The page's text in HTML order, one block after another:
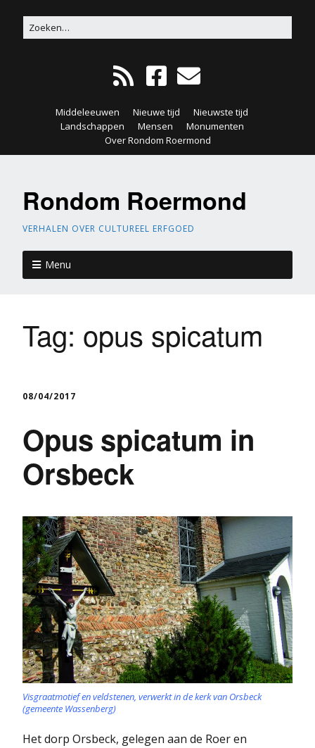
Middeleeuwen Nieuwe tijd
Nieuwste tijd
Landschappen
Mensen
Monumenten
Over Rondom Roermond
Rondom Roermond
VERHALEN OVER CULTUREEL ERFGOED
Menu
Tag: opus spicatum
08/04/2017
Opus spicatum in
Orsbeck
Visgraatmotief en veldstenen, verwerkt in de kerk van Orsbeck
(gemeente Wassenberg)
Het dorp Orsbeck, gelegen aan de Roer en